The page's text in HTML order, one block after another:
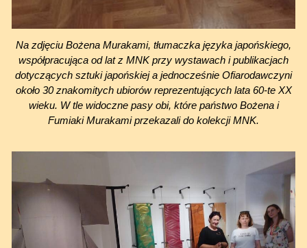
Na zdjęciu Bożena Murakami, tłumaczka języka japońskiego,
współpracująca od lat z MNK przy wystawach i publikacjach
dotyczących sztuki japońskiej a jednocześnie Ofiarodawczyni
około 30 znakomitych ubiorów reprezentujących lata 60-te XX
wieku. W tle widoczne pasy obi, które państwo Bożena i
Fumiaki Murakami przekazali do kolekcji MNK.